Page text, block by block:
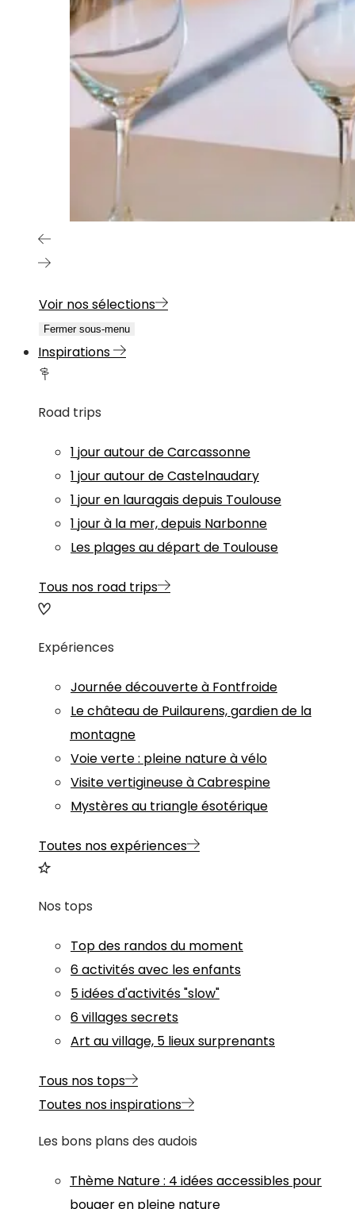
Voir nos sélections
Fermer sous-menu
Inspirations
Road trips
1 jour autour de Carcassonne
1 jour autour de Castelnaudary
1 jour en lauragais depuis Toulouse
1 jour à la mer, depuis Narbonne
Les plages au départ de Toulouse
Tous nos road trips
Expériences
Journée découverte à Fontfroide
Le château de Puilaurens, gardien de la
montagne
Voie verte : pleine nature à vélo
Visite vertigineuse à Cabrespine
Mystères au triangle ésotérique
Toutes nos expériences
Nos tops
Top des randos du moment
6 activités avec les enfants
5 idées d'activités "slow"
6 villages secrets
Art au village, 5 lieux surprenants
Tous nos tops
Toutes nos inspirations
Les bons plans des audois
Thème Nature: 4 idées accessibles pour
bouger en pleine nature